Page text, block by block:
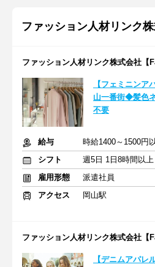
ファッション人材リンク
ファッション人材リンク株式会社【
【フェミニンア
山一番街◆髪色
不要
給与
時給1400～1500円
シフト
週5日 1日8時間以上
雇用形態
派遣社員
アクセス
岡山駅
ファッション人材リンク株式会社【
【デニムアパ